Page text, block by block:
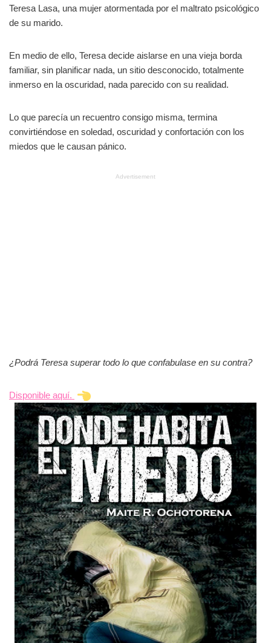
Teresa Lasa, una mujer atormentada por el maltrato psicológico
de su marido.
En medio de ello, Teresa decide aislarse en una vieja borda
familiar, sin planificar nada, un sitio desconocido, totalmente
inmerso en la oscuridad, nada parecido con su realidad.
Lo que parecía un recuentro consigo misma, termina
convirtiéndose en soledad, oscuridad y confortación con los
miedos que le causan pánico.
Advertisement
¿Podrá Teresa superar todo lo que confabulase en su contra?
Disponible aquí.